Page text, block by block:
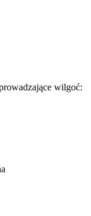
wilgoć: